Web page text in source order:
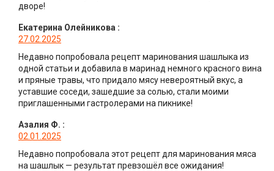
дворе!
Екатерина Олейникова :
27.02.2025
Недавно попробовала рецепт маринования шашлыка из
одной статьи и добавила в маринад немного красного вина
и пряные травы, что придало мясу невероятный вкус, а
уставшие соседи, зашедшие за солью, стали моими
приглашенными гастролерами на пикнике!
Азалия Ф. :
02.01.2025
Недавно попробовала этот рецепт для маринования мяса
на шашлык — результат превзошёл все ожидания!